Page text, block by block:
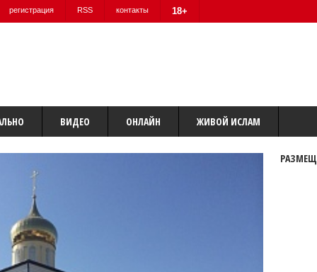
регистрация RSS контакты 18+
ВИДЕО ОНЛАЙН ЖИВОЙ ИСЛАМ